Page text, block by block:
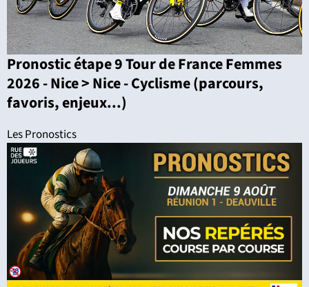
Pronostic étape 9 Tour de France Femmes
2026 - Nice > Nice - Cyclisme (parcours,
favoris, enjeux...)
Les Pronostics